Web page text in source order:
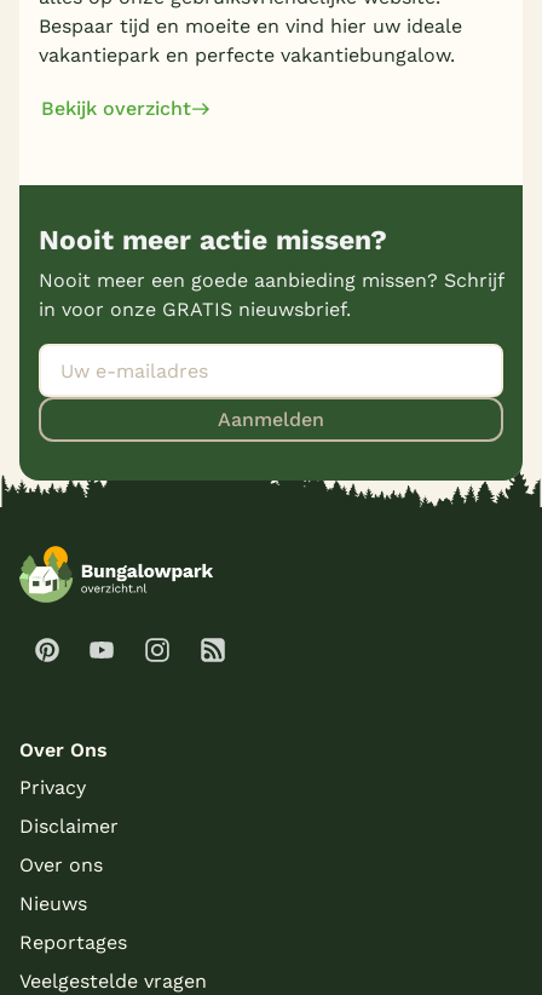
Bespaar tijd en moeite en vind hier uw ideale
vakantiepark en perfecte vakantiebungalow.
Bekijk overzicht
Nooit meer actie missen?
Nooit meer een goede aanbieding missen? Schrijf
in voor onze GRATIS nieuwsbrief.
Aanmelden
Over Ons
Privacy
Disclaimer
Over ons
Nieuws
Reportages
Veelgestelde vragen